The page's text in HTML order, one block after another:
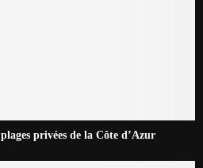
privées de la Côte d’Azur